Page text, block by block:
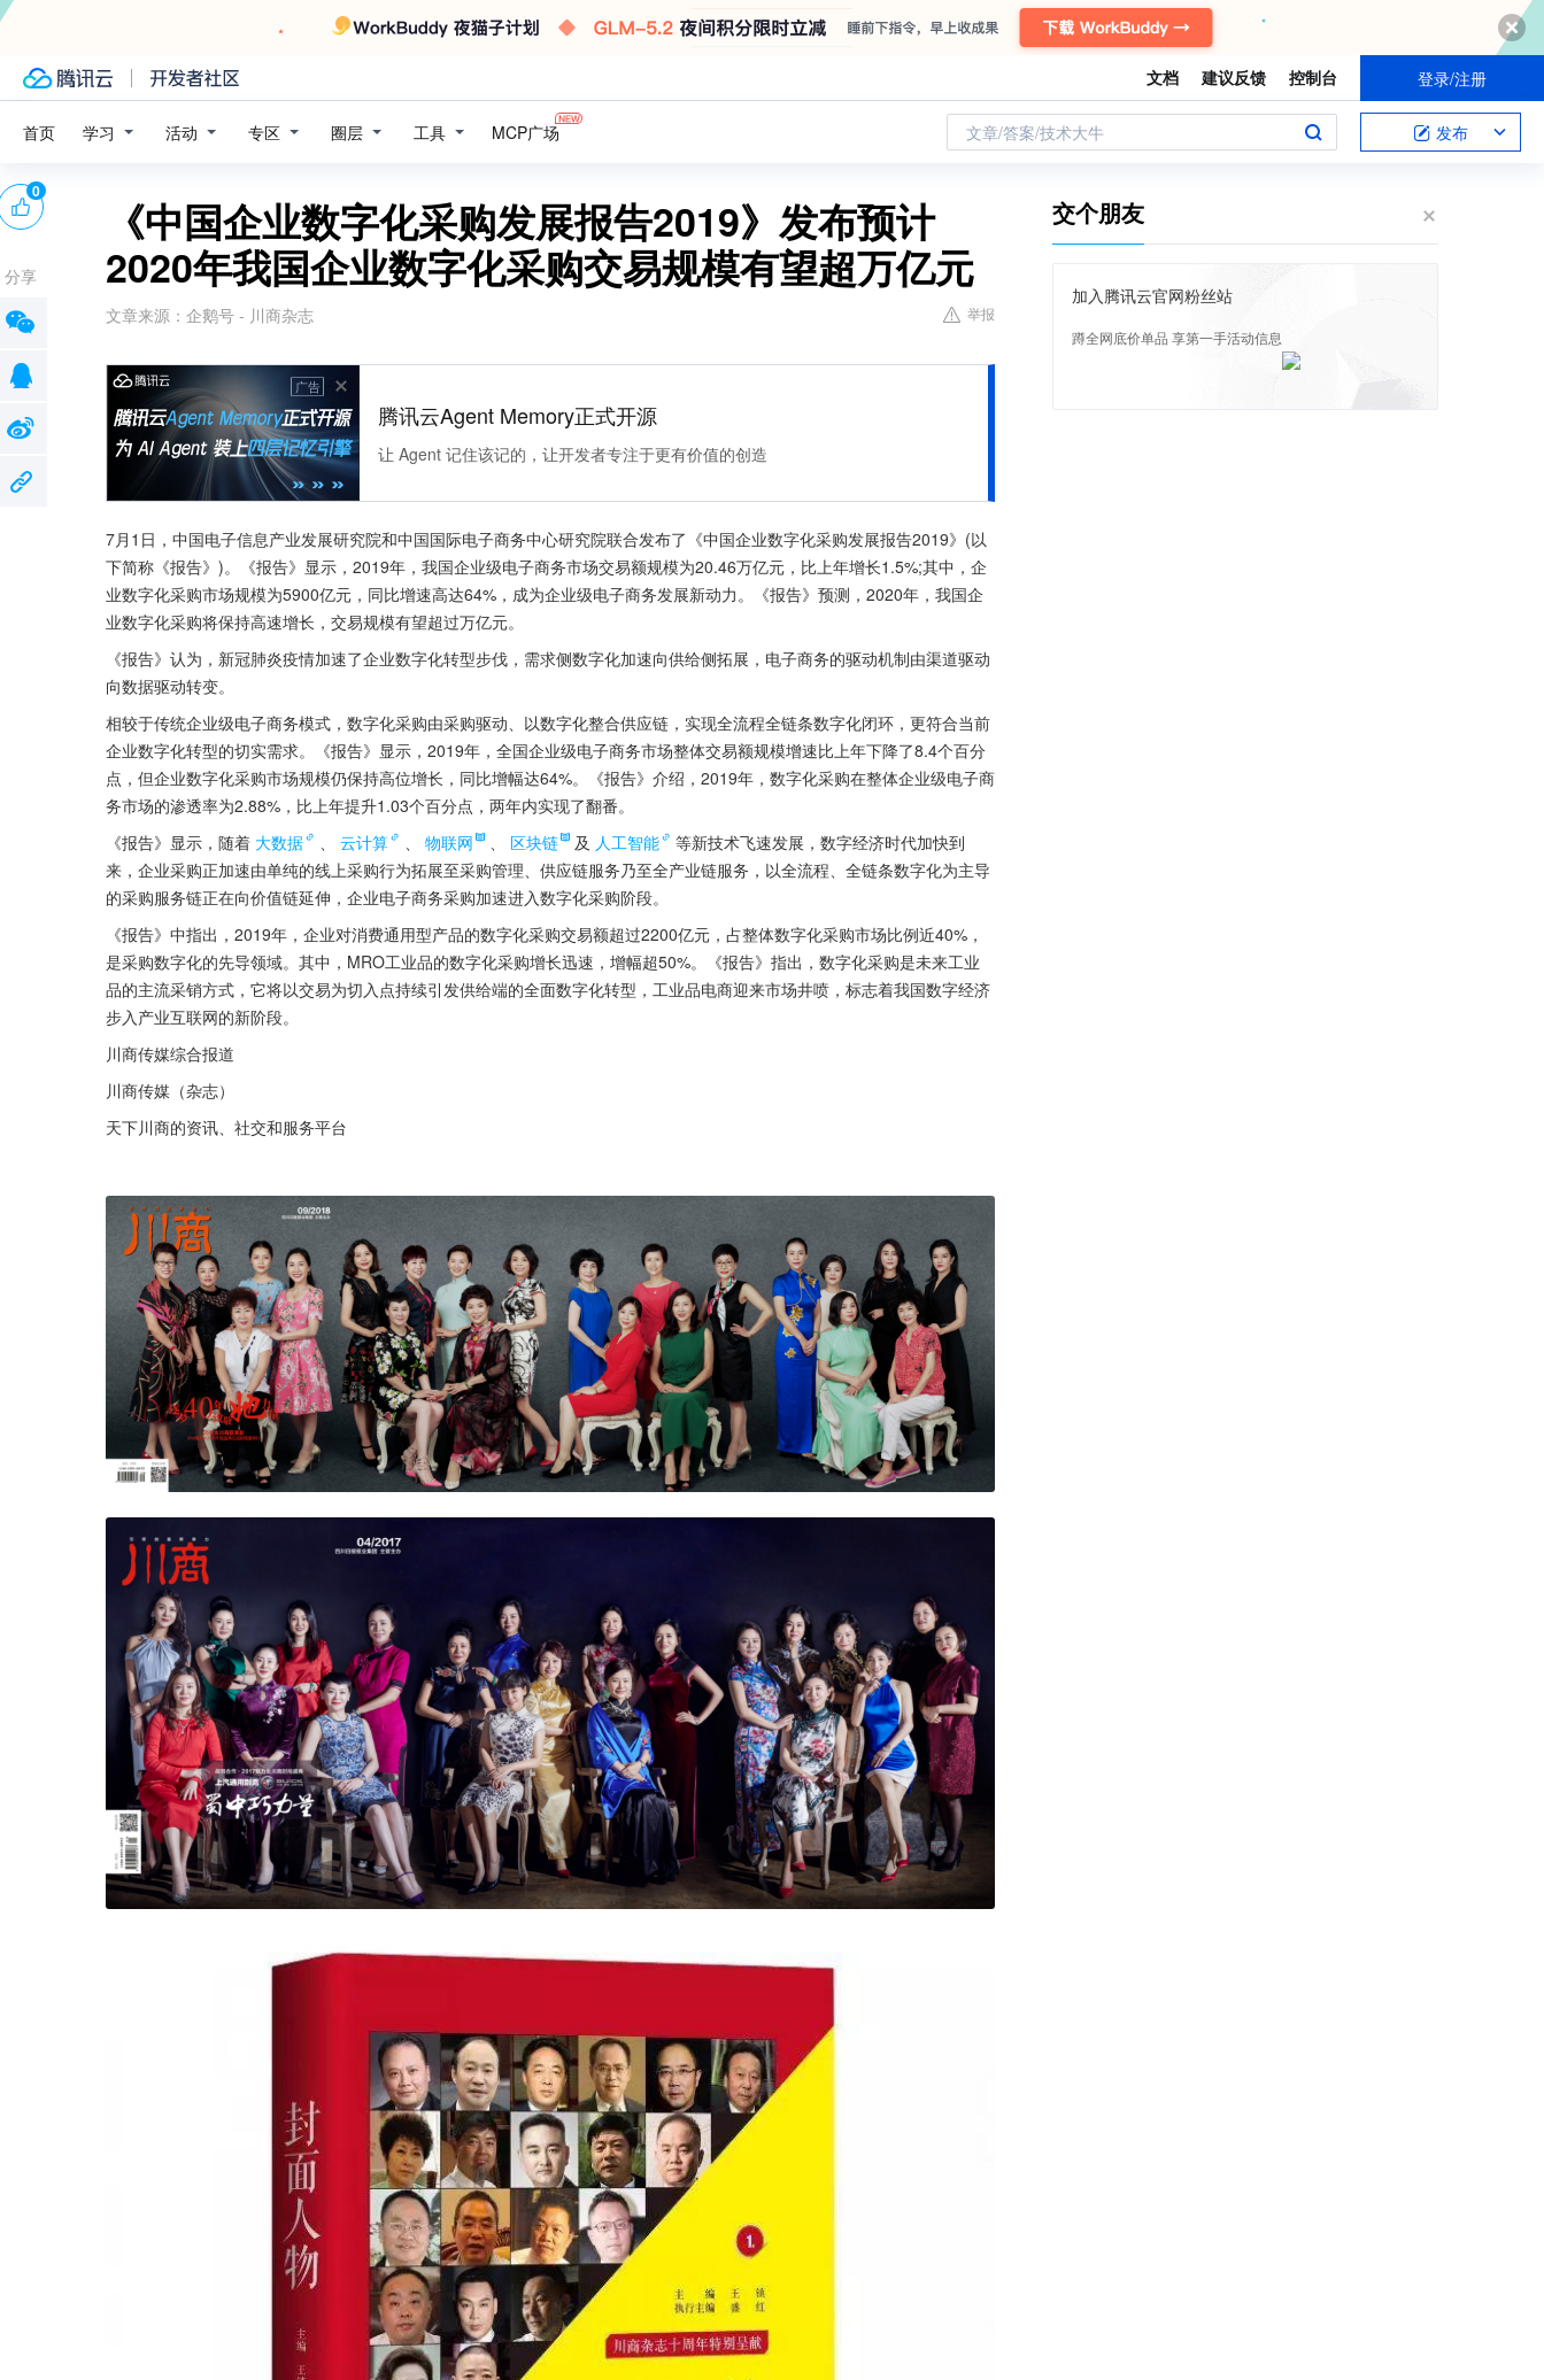
文档 建议反馈 控制台 登录/注册
首页 学习 活动 专区 圈层 工具 MCP广场 文章/答案/技术大牛 发布
《中国企业数字化采购发展报告2019》发布预计
2020年我国企业数字化采购交易规模有望超万亿元
文章来源： 企鹅号 - 川商杂志 举报
广告
腾讯云Agent Memory正式开源
让 Agent 记住该记的，让开发者专注于更有价值的创造
7月1日，中国电子信息产业发展研究院和中国国际电子商务中心研究院联合发布了《中国企业数字化采购发展报告2019》(以
下简称《报告》)。《报告》显示，2019年，我国企业级电子商务市场交易额规模为20.46万亿元，比上年增长1.5%;其中，企
业数字化采购市场规模为5900亿元，同比增速高达64%，成为企业级电子商务发展新动力。《报告》预测，2020年，我国企
业数字化采购将保持高速增长，交易规模有望超过万亿元。
《报告》认为，新冠肺炎疫情加速了企业数字化转型步伐，需求侧数字化加速向供给侧拓展，电子商务的驱动机制由渠道驱动
向数据驱动转变。
相较于传统企业级电子商务模式，数字化采购由采购驱动、以数字化整合供应链，实现全流程全链条数字化闭环，更符合当前
企业数字化转型的切实需求。《报告》显示，2019年，全国企业级电子商务市场整体交易额规模增速比上年下降了8.4个百分
点，但企业数字化采购市场规模仍保持高位增长，同比增幅达64%。《报告》介绍，2019年，数字化采购在整体企业级电子商
务市场的渗透率为2.88%，比上年提升1.03个百分点，两年内实现了翻番。
《报告》显示，随着 大数据 、 云计算 、 物联网 、 区块链 及 人工智能
等新技术飞速发展，数字经济时代加快到
来，企业采购正加速由单纯的线上采购行为拓展至采购管理、供应链服务乃至全产业链服务，以全流程、全链条数字化为主导
的采购服务链正在向价值链延伸，企业电子商务采购加速进入数字化采购阶段。
《报告》中指出，2019年，企业对消费通用型产品的数字化采购交易额超过2200亿元，占整体数字化采购市场比例近40%，
是采购数字化的先导领域。其中，MRO工业品的数字化采购增长迅速，增幅超50%。《报告》指出，数字化采购是未来工业
品的主流采销方式，它将以交易为切入点持续引发供给端的全面数字化转型，工业品电商迎来市场井喷，标志着我国数字经济
步入产业互联网的新阶段。
川商传媒综合报道
川商传媒（杂志）
天下川商的资讯、社交和服务平台
0
分享
交个朋友
加入腾讯云官网粉丝站
蹲全网底价单品 享第一手活动信息